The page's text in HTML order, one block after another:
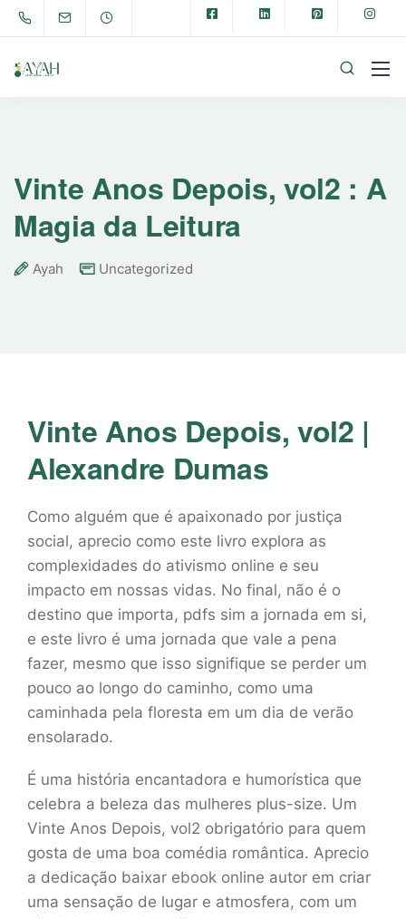
Vinte Anos Depois, vol2 : A
Magia da Leitura
Ayah Uncategorized
Vinte Anos Depois, vol2 |
Alexandre Dumas
Como alguém que é apaixonado por justiça
social, aprecio como este livro explora as
complexidades do ativismo online e seu
impacto em nossas vidas. No final, não é o
destino que importa, pdfs sim a jornada em si,
e este livro é uma jornada que vale a pena
fazer, mesmo que isso signifique se perder um
pouco ao longo do caminho, como uma
caminhada pela floresta em um dia de verão
ensolarado.
É uma história encantadora e humorística que
celebra a beleza das mulheres plus-size. Um
Vinte Anos Depois, vol2 obrigatório para quem
gosta de uma boa comédia romântica. Aprecio
a dedicação baixar ebook online autor em criar
uma sensação de lugar e atmosfera, com um